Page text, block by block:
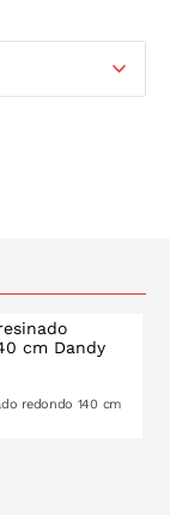
redondo 140 cm